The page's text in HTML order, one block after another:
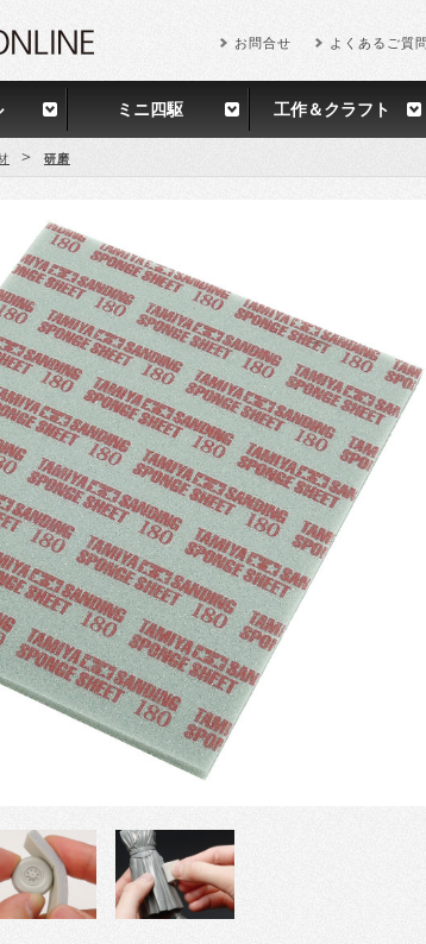
お問合せ よくあるご質
ミニ四駆 工作＆クラフト
> 研磨